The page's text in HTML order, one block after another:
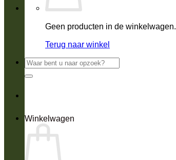
Geen producten in de winkelwagen.
Terug naar winkel
Zoeken
Winkelwagen